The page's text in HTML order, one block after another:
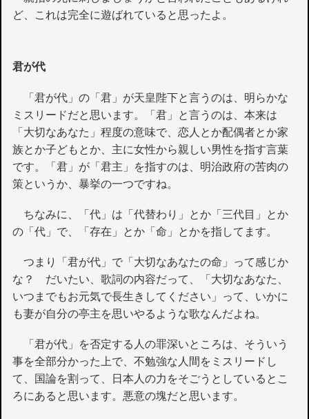
ど、これは完全に遊ばれていると思ったよ。
君が代
「君が代」の「君」が天皇陛下と言うのは、明らかな
ミスリードだと思います。「君」と言うのは、本来は
「大切なあなた」程度の意味で、恋人とか配偶者とか家
族とか子どもとか、主に女性から親しい男性を指す言葉
です。「君」が「君主」を指すのは、明治政府の苦肉の
策というか、暴挙の一つですね。
ちなみに、「代」は「代替わり」とか「三代目」とか
の「代」で、「存在」とか「命」とかを指してます。
つまり「君が代」で「大切なあなたの命」って感じか
な？ だいたい、歌詞の内容だって、「大切なあなた、
いつまでもお元気で長生きしてください」って、いかに
も妻が自分の亭主を思いやるような歌なんだよね。
「君が代」を否定する人の罪深いところは、そういう
事を全部分かった上で、不勉強な人間をミスリードし
て、国論を割って、日本人の力をそごうとしているとこ
ろにあると思います。悪意の塊だと思います。